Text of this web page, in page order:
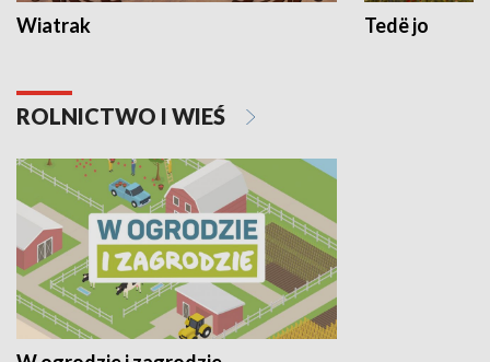
Wiatrak Tedë jo
ROLNICTWO I WIEŚ